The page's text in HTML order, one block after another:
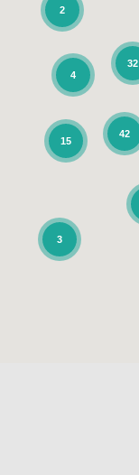
3
15
32
42
4
2